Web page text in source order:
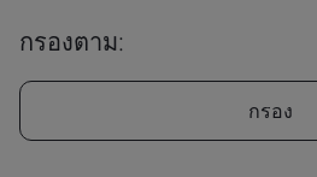
กรองตาม:
กรอง